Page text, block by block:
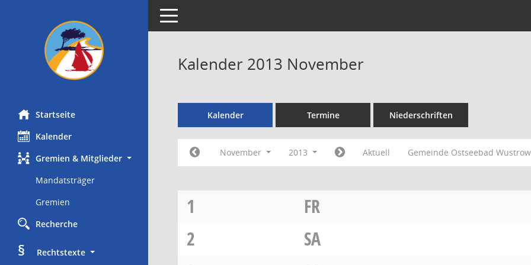
Startseite
Kalender
Gremien & Mitglieder
Mandatsträger
Gremien
Recherche
§
     Rechtstexte
Toggle navigation
Kalender 2013 November
Kalender Termine Niederschriften
November 2013 Aktuell Gemeinde Ostseebad Wustrow
1
FR
2
SA